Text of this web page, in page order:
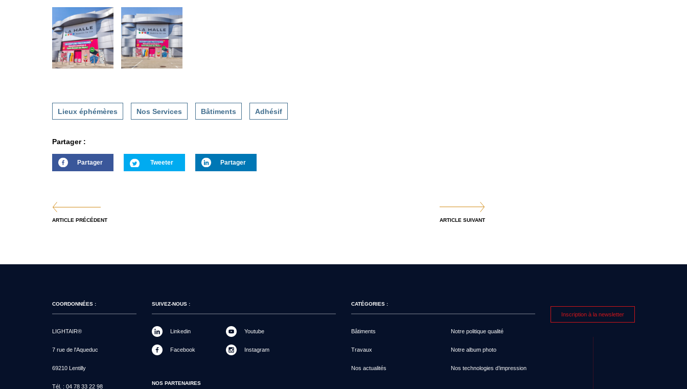
Lieux éphémères Nos Services Bâtiments Adhésif
Partager :
Partager Tweeter Partager
ARTICLE PRÉCÉDENT ARTICLE SUIVANT
COORDONNÉES :
LIGHTAIR®
7 rue de l'Aqueduc
69210 Lentilly
Tél. : 04 78 33 22 98
SUIVEZ-NOUS :
Linkedin
Facebook
Youtube
Instagram
NOS PARTENAIRES
CATÉGORIES :
Bâtiments
Travaux
Nos actualités
Notre politique qualité
Notre album photo
Nos technologies d’impression
Inscription à la newsletter